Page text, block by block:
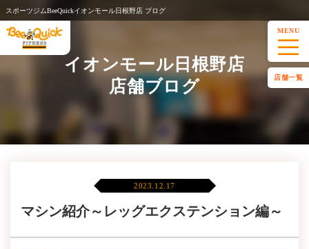
スポーツジムBeeQuickイオンモール日根野店 ブログ
MENU
店舗一覧
イオンモール日根野店
店舗ブログ
2023.12.17
マシン紹介～レッグエクステンション編～